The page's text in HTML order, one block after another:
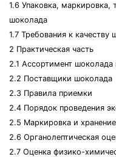
1.6 Упаковка, маркировка,
шоколада
1.7 Требования к качеству
2 Практическая часть
2.1 Ассортимент шоколада
2.2 Поставщики шоколада
2.3 Правила приемки
2.4 Порядок проведения
2.5 Маркировка и
2.6 Органолептическая
2.7 Оценка физико-